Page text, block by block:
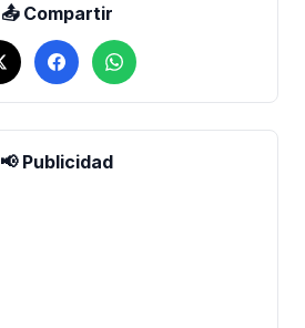
📤 Compartir
📢 Publicidad